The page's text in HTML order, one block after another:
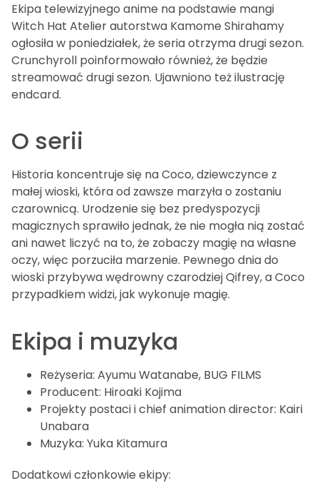
Ekipa telewizyjnego anime na podstawie mangi
Witch Hat Atelier autorstwa Kamome Shirahamy
ogłosiła w poniedziałek, że seria otrzyma drugi sezon.
Crunchyroll poinformowało również, że będzie
streamować drugi sezon. Ujawniono też ilustrację
endcard.
O serii
Historia koncentruje się na Coco, dziewczynce z
małej wioski, która od zawsze marzyła o zostaniu
czarownicą. Urodzenie się bez predyspozycji
magicznych sprawiło jednak, że nie mogła nią zostać
ani nawet liczyć na to, że zobaczy magię na własne
oczy, więc porzuciła marzenie. Pewnego dnia do
wioski przybywa wędrowny czarodziej Qifrey, a Coco
przypadkiem widzi, jak wykonuje magię.
Ekipa i muzyka
Reżyseria: Ayumu Watanabe, BUG FILMS
Producent: Hiroaki Kojima
Projekty postaci i chief animation director: Kairi
Unabara
Muzyka: Yuka Kitamura
Dodatkowi członkowie ekipy: